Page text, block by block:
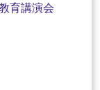
育講演会